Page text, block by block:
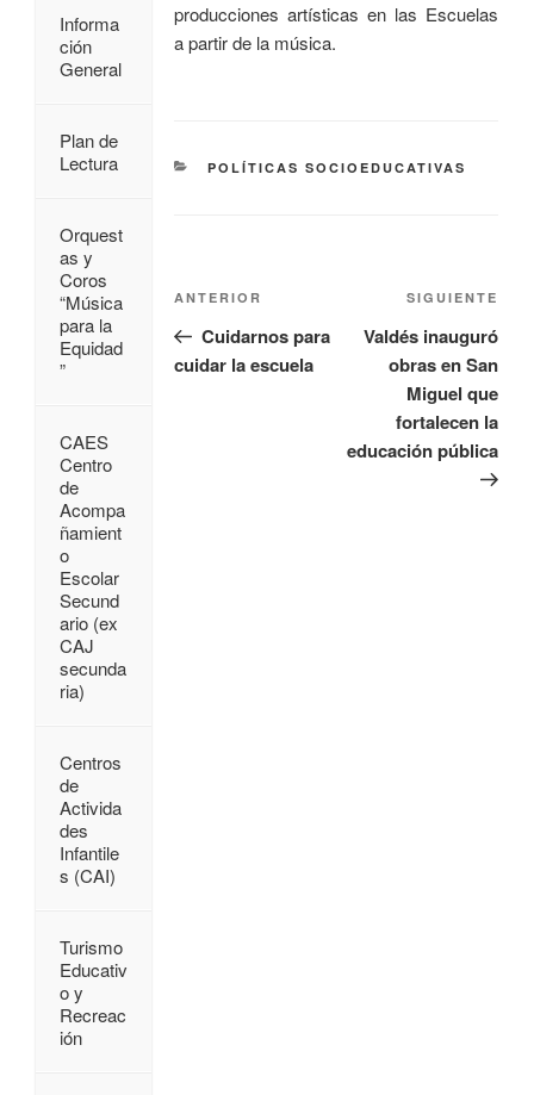
producciones artísticas en las Escuelas
a partir de la música.
POLÍTICAS SOCIOEDUCATIVAS
ANTERIOR
Cuidarnos para
cuidar la escuela
SIGUIENTE
Valdés inauguró
obras en San
Miguel que
fortalecen la
educación pública
Informa
ción
General
Plan de
Lectura
Orquest
as y
Coros
“Música
para la
Equidad
”
CAES
Centro
de
Acompa
ñamient
o
Escolar
Secund
ario (ex
CAJ
secunda
ria)
Centros
de
Activida
des
Infantile
s (CAI)
Turismo
Educativ
o y
Recreac
ión